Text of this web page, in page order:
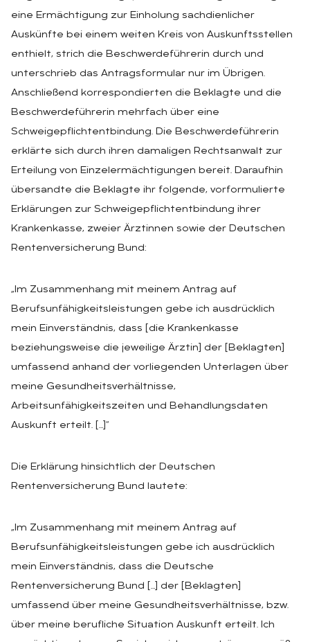
eine Ermächtigung zur Einholung sachdienlicher
Auskünfte bei einem weiten Kreis von Auskunftsstellen
enthielt, strich die Beschwerdeführerin durch und
unterschrieb das Antragsformular nur im Übrigen.
Anschließend korrespondierten die Beklagte und die
Beschwerdeführerin mehrfach über eine
Schweigepflichtentbindung. Die Beschwerdeführerin
erklärte sich durch ihren damaligen Rechtsanwalt zur
Erteilung von Einzelermächtigungen bereit. Daraufhin
übersandte die Beklagte ihr folgende, vorformulierte
Erklärungen zur Schweigepflichtentbindung ihrer
Krankenkasse, zweier Ärztinnen sowie der Deutschen
Rentenversicherung Bund:
„Im Zusammenhang mit meinem Antrag auf
Berufsunfähigkeitsleistungen gebe ich ausdrücklich
mein Einverständnis, dass [die Krankenkasse
beziehungsweise die jeweilige Ärztin] der [Beklagten]
umfassend anhand der vorliegenden Unterlagen über
meine Gesundheitsverhältnisse,
Arbeitsunfähigkeitszeiten und Behandlungsdaten
Auskunft erteilt. […]“
Die Erklärung hinsichtlich der Deutschen
Rentenversicherung Bund lautete:
„Im Zusammenhang mit meinem Antrag auf
Berufsunfähigkeitsleistungen gebe ich ausdrücklich
mein Einverständnis, dass die Deutsche
Rentenversicherung Bund […] der [Beklagten]
umfassend über meine Gesundheitsverhältnisse, bzw.
über meine berufliche Situation Auskunft erteilt. Ich